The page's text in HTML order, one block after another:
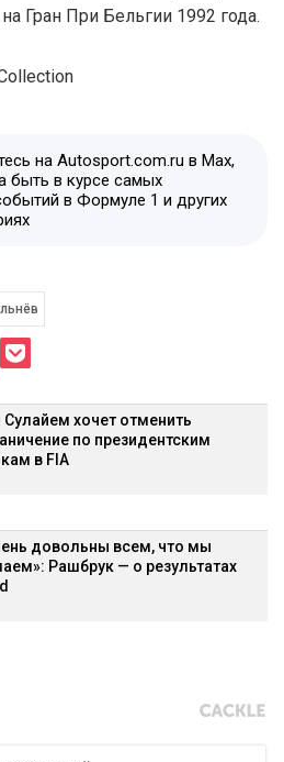
Гран При Бельгии 1992 года.
на Autosport.com.ru в Max,
быть в курсе самых
в Формуле 1 и других
Сулайем хочет отменить
по президентским
в FIA
довольны всем, что мы
Рашбрук — о результатах